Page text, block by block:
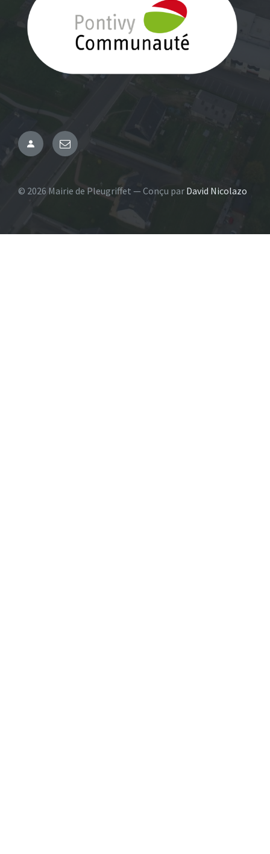
Administration
Email
© 2026 Mairie de Pleugriffet — Conçu par David Nicolazo